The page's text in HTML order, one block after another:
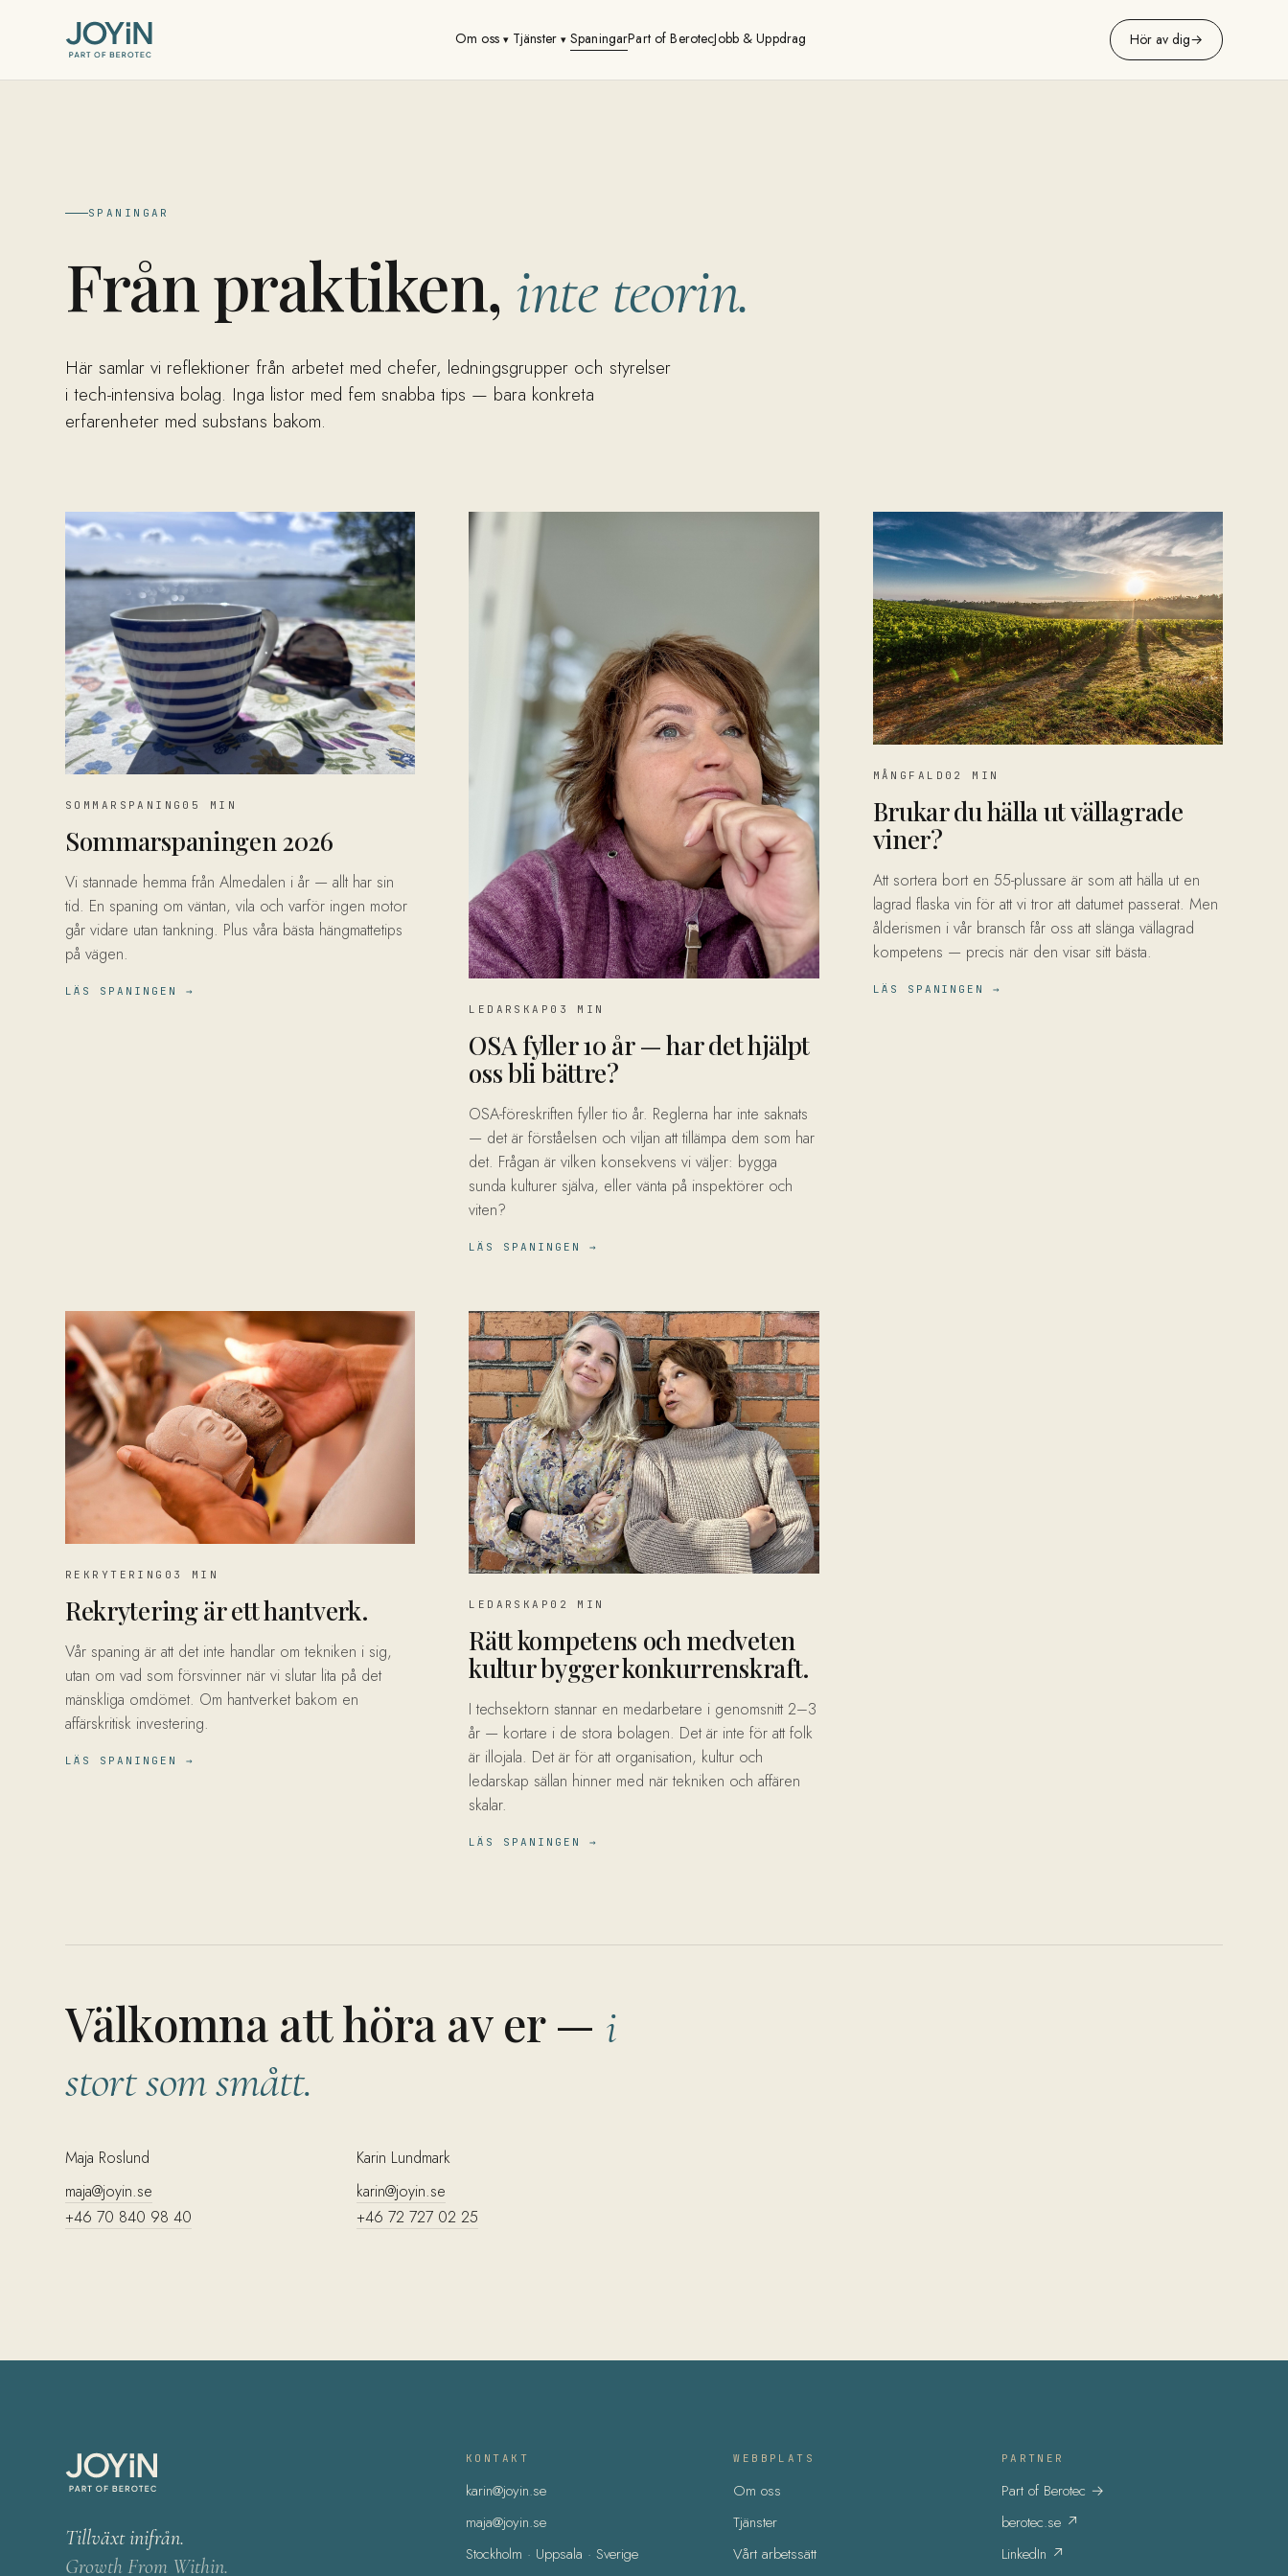
Om oss ▾ Tjänster ▾ SpaningarPart of BerotecJobb & Uppdrag Hör av dig→
SPANINGAR
Från praktiken, inte teorin.
Här samlar vi reflektioner från arbetet med chefer, ledningsgrupper och styrelser
i tech-intensiva bolag. Inga listor med fem snabba tips — bara konkreta
erfarenheter med substans bakom.
SOMMARSPANING 05 MIN
Sommarspaningen 2026
Vi stannade hemma från Almedalen i år — allt har sin
tid. En spaning om väntan, vila och varför ingen motor
går vidare utan tankning. Plus våra bästa hängmattetips
på vägen.
LÄS SPANINGEN →
LEDARSKAP 03 MIN
OSA fyller 10 år — har det hjälpt
oss bli bättre?
OSA-föreskriften fyller tio år. Reglerna har inte saknats
— det är förståelsen och viljan att tillämpa dem som har
det. Frågan är vilken konsekvens vi väljer: bygga
sunda kulturer själva, eller vänta på inspektörer och
viten?
LÄS SPANINGEN →
MÅNGFALD 02 MIN
Brukar du hälla ut vällagrade
viner?
Att sortera bort en 55-plussare är som att hälla ut en
lagrad flaska vin för att vi tror att datumet passerat. Men
ålderismen i vår bransch får oss att slänga vällagrad
kompetens — precis när den visar sitt bästa.
LÄS SPANINGEN →
REKRYTERING 03 MIN
Rekrytering är ett hantverk.
Vår spaning är att det inte handlar om tekniken i sig,
utan om vad som försvinner när vi slutar lita på det
mänskliga omdömet. Om hantverket bakom en
affärskritisk investering.
LÄS SPANINGEN →
LEDARSKAP 02 MIN
Rätt kompetens och medveten
kultur bygger konkurrenskraft.
I techsektorn stannar en medarbetare i genomsnitt 2–3
år — kortare i de stora bolagen. Det är inte för att folk
är illojala. Det är för att organisation, kultur och
ledarskap sällan hinner med när tekniken och affären
skalar.
LÄS SPANINGEN →
Välkomna att höra av er — i
stort som smått.
Maja Roslund
maja@joyin.se
+46 70 840 98 40
Karin Lundmark
karin@joyin.se
+46 72 727 02 25
Tillväxt inifrån.
Growth From Within.
KONTAKT
karin@joyin.se
maja@joyin.se
Stockholm · Uppsala · Sverige
WEBBPLATS
Om oss
Tjänster
Vårt arbetssätt
PARTNER
Part of Berotec →
berotec.se ↗
LinkedIn ↗